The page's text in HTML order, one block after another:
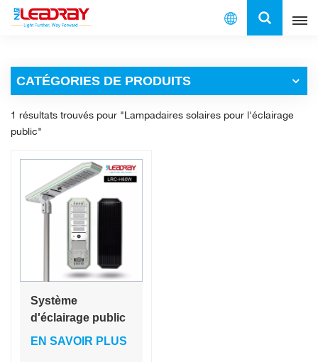
Français
français
CATÉGORIES DE PRODUITS
1 résultats trouvés pour "Lampadaires solaires pour l'éclairage
public"
Système
d'éclairage public
solaire extérieur
EN SAVOIR PLUS